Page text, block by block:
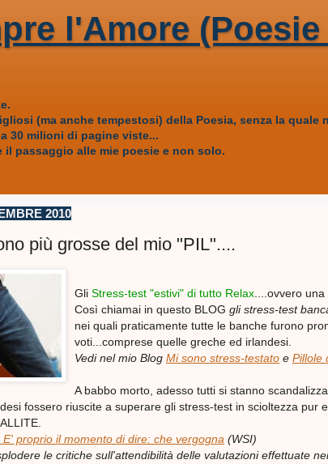
l'Amore
(ma anche tempestosi) della Poesia, senza la quale
30 milioni di pagine viste...
passaggio alle mie poesie e non solo.
2010
più grosse del mio "PIL"....
Gli Stress-test "estivi" di tutto Relax ....ovvero una
Così chiamai in questo BLOG gli stress-test
nei quali praticamente tutte le banche furono
voti...comprese quelle greche ed irlandesi.
Vedi nel mio Blog Mi sono stress-testato e Pillole
A babbo morto, adesso tutti si stanno
fossero riuscite a superare gli stress-test in scioltezza pur
proprio il momento di dire: che vergogna (WSI)
le critiche sull'attendibilità delle valutazioni effettuate